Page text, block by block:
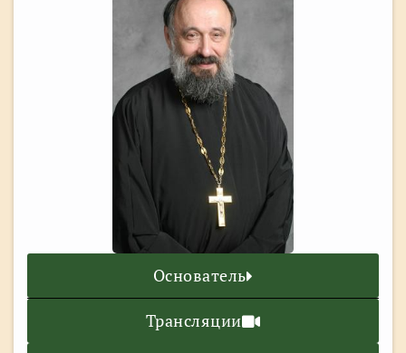
Основатель
Трансляции